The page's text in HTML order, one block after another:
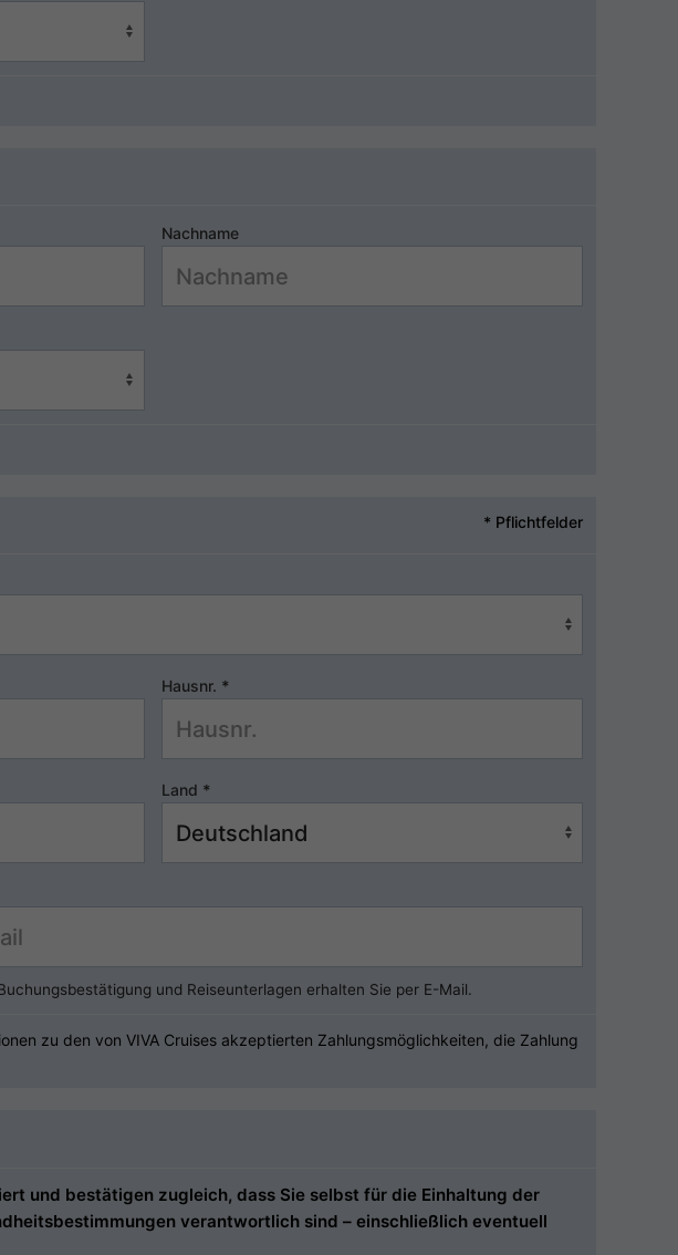
Nachname
* Pflichtfelder
Hausnr. *
Land *
und Reiseunterlagen erhalten Sie per E-Mail.
zu den von VIVA Cruises akzeptierten Zahlungsmöglichkeiten, die Zahlung
und bestätigen zugleich, dass Sie selbst für die Einhaltung der
verantwortlich sind – einschließlich eventuell